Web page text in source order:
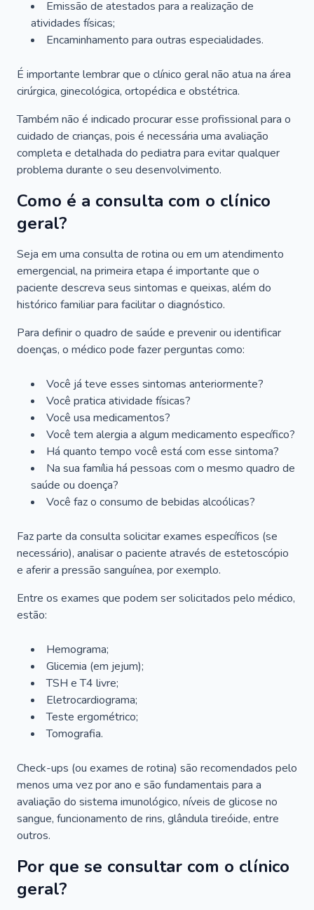
Emissão de atestados para a realização de
atividades físicas;
Encaminhamento para outras especialidades.
É importante lembrar que o clínico geral não atua na área
cirúrgica, ginecológica, ortopédica e obstétrica.
Também não é indicado procurar esse profissional para o
cuidado de crianças, pois é necessária uma avaliação
completa e detalhada do pediatra para evitar qualquer
problema durante o seu desenvolvimento.
Como é a consulta com o clínico
geral?
Seja em uma consulta de rotina ou em um atendimento
emergencial, na primeira etapa é importante que o
paciente descreva seus sintomas e queixas, além do
histórico familiar para facilitar o diagnóstico.
Para definir o quadro de saúde e prevenir ou identificar
doenças, o médico pode fazer perguntas como:
Você já teve esses sintomas anteriormente?
Você pratica atividade físicas?
Você usa medicamentos?
Você tem alergia a algum medicamento específico?
Há quanto tempo você está com esse sintoma?
Na sua família há pessoas com o mesmo quadro de
saúde ou doença?
Você faz o consumo de bebidas alcoólicas?
Faz parte da consulta solicitar exames específicos (se
necessário), analisar o paciente através de estetoscópio
e aferir a pressão sanguínea, por exemplo.
Entre os exames que podem ser solicitados pelo médico,
estão:
Hemograma;
Glicemia (em jejum);
TSH e T4 livre;
Eletrocardiograma;
Teste ergométrico;
Tomografia.
Check-ups (ou exames de rotina) são recomendados pelo
menos uma vez por ano e são fundamentais para a
avaliação do sistema imunológico, níveis de glicose no
sangue, funcionamento de rins, glândula tireóide, entre
outros.
Por que se consultar com o clínico
geral?